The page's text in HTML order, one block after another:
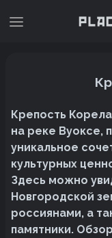
Крепость
на реке Вуоксе,
уникальное
культурных
Здесь можно
Новгородской
россиянами, а
памятники.